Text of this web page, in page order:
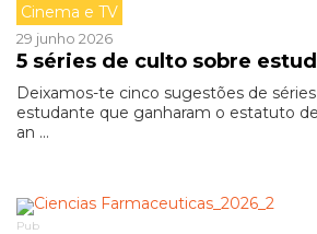
Cinema e TV
29 junho 2026
5 séries de culto sobre
Deixamos-te cinco sugestões de
estudante que ganharam o estatuto
an ...
Pub